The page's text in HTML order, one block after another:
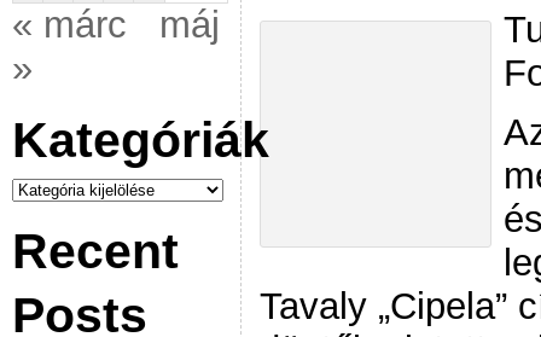
« márc
máj
»
Kategóriák
Kategóriák
Recent
Posts
Tavaly „Cipela”